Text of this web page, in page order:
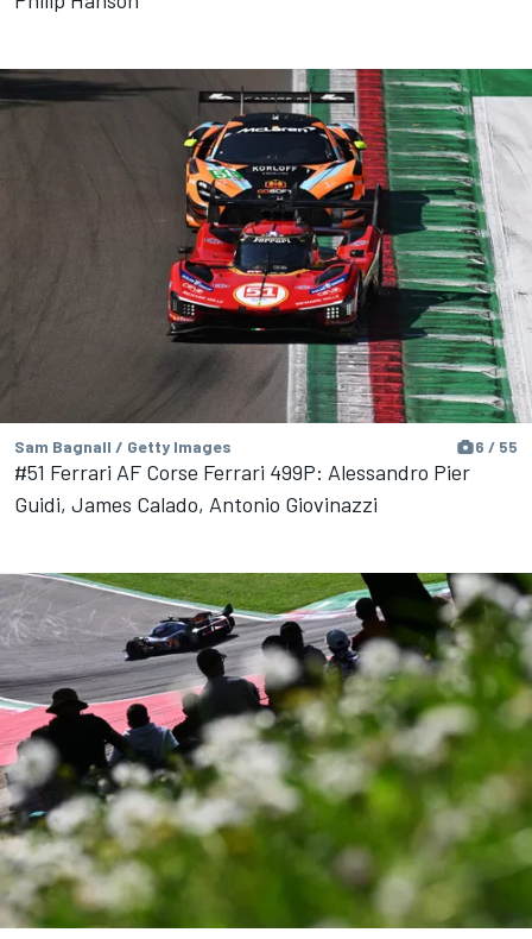
Sam Bagnall / Getty Images 6 / 55
#51 Ferrari AF Corse Ferrari 499P: Alessandro Pier
Guidi, James Calado, Antonio Giovinazzi